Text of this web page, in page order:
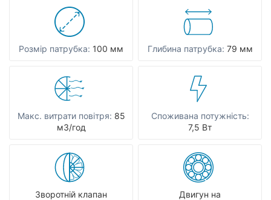
Розмір патрубка: 100 мм Глибина патрубка: 79 мм
Макс. витрати повітря: 85
мЗ/год
Споживана потужність:
7,5 Вт
Зворотній клапан
Двигун на